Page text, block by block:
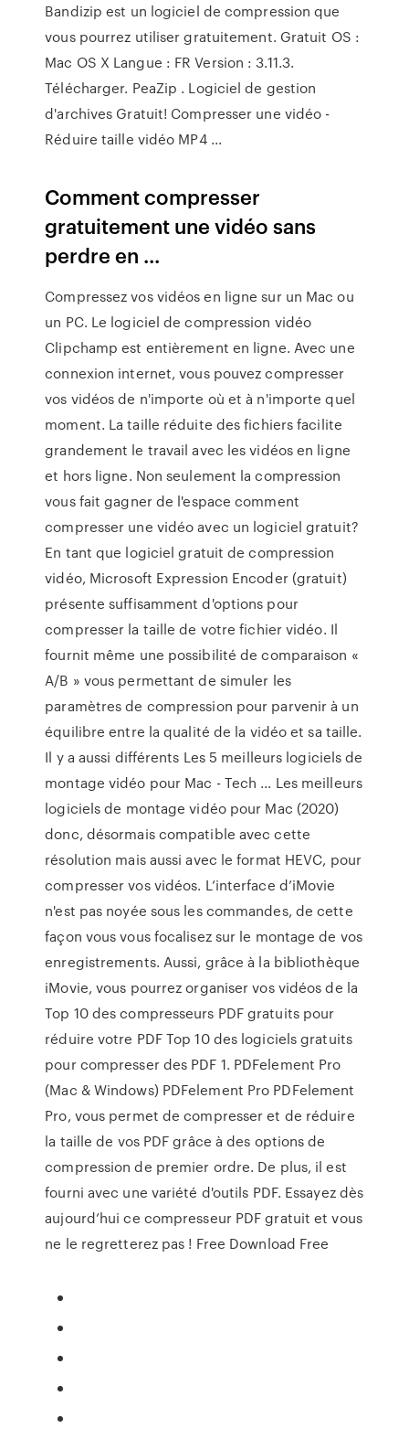
Bandizip est un logiciel de compression que
vous pourrez utiliser gratuitement. Gratuit OS :
Mac OS X Langue : FR Version : 3.11.3.
Télécharger. PeaZip . Logiciel de gestion
d'archives Gratuit! Compresser une vidéo -
Réduire taille vidéo MP4 ...
Comment compresser
gratuitement une vidéo sans
perdre en ...
Compressez vos vidéos en ligne sur un Mac ou
un PC. Le logiciel de compression vidéo
Clipchamp est entièrement en ligne. Avec une
connexion internet, vous pouvez compresser
vos vidéos de n'importe où et à n'importe quel
moment. La taille réduite des fichiers facilite
grandement le travail avec les vidéos en ligne
et hors ligne. Non seulement la compression
vous fait gagner de l'espace comment
compresser une vidéo avec un logiciel gratuit?
En tant que logiciel gratuit de compression
vidéo, Microsoft Expression Encoder (gratuit)
présente suffisamment d'options pour
compresser la taille de votre fichier vidéo. Il
fournit même une possibilité de comparaison «
A/B » vous permettant de simuler les
paramètres de compression pour parvenir à un
équilibre entre la qualité de la vidéo et sa taille.
Il y a aussi différents Les 5 meilleurs logiciels de
montage vidéo pour Mac - Tech ... Les meilleurs
logiciels de montage vidéo pour Mac (2020)
donc, désormais compatible avec cette
résolution mais aussi avec le format HEVC, pour
compresser vos vidéos. L’interface d’iMovie
n'est pas noyée sous les commandes, de cette
façon vous vous focalisez sur le montage de vos
enregistrements. Aussi, grâce à la bibliothèque
iMovie, vous pourrez organiser vos vidéos de la
Top 10 des compresseurs PDF gratuits pour
réduire votre PDF Top 10 des logiciels gratuits
pour compresser des PDF 1. PDFelement Pro
(Mac & Windows) PDFelement Pro PDFelement
Pro, vous permet de compresser et de réduire
la taille de vos PDF grâce à des options de
compression de premier ordre. De plus, il est
fourni avec une variété d'outils PDF. Essayez dès
aujourd’hui ce compresseur PDF gratuit et vous
ne le regretterez pas ! Free Download Free